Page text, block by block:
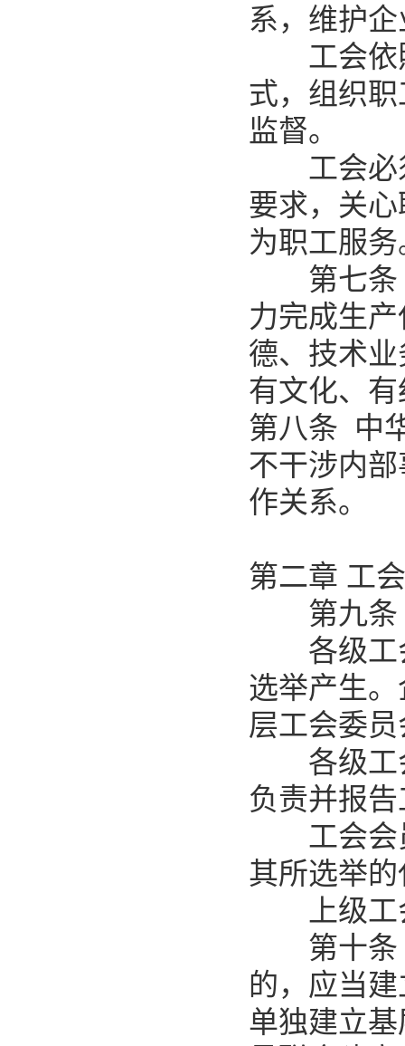
系，维护
工会依照
式，组织
监督。
工会必须
要求，关
为职工服务
第七条
力完成生
德、技术
有文化、
第八条 中
不干涉内
作关系。
第二章 工
第九条
各级工会
选举产生
层工会委
各级工会
负责并报
工会会员
其所选举
上级工
第十条
的，应当
单独建立